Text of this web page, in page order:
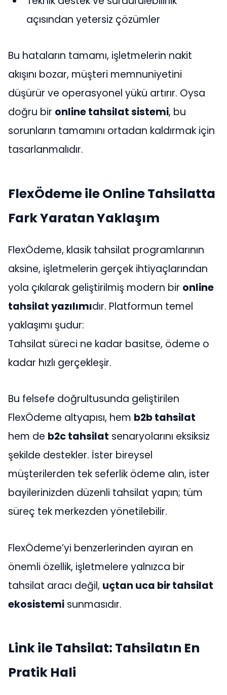
açısından yetersiz çözümler
Bu hataların tamamı, işletmelerin nakit
akışını bozar, müşteri memnuniyetini
düşürür ve operasyonel yükü artırır. Oysa
doğru bir online tahsilat sistemi, bu
sorunların tamamını ortadan kaldırmak için
tasarlanmalıdır.
FlexÖdeme ile Online Tahsilatta
Fark Yaratan Yaklaşım
FlexÖdeme, klasik tahsilat programlarının
aksine, işletmelerin gerçek ihtiyaçlarından
yola çıkılarak geliştirilmiş modern bir online
tahsilat yazılımıdır. Platformun temel
yaklaşımı şudur:
Tahsilat süreci ne kadar basitse, ödeme o
kadar hızlı gerçekleşir.
Bu felsefe doğrultusunda geliştirilen
FlexÖdeme altyapısı, hem b2b tahsilat
hem de b2c tahsilat senaryolarını eksiksiz
şekilde destekler. İster bireysel
müşterilerden tek seferlik ödeme alın, ister
bayilerinizden düzenli tahsilat yapın; tüm
süreç tek merkezden yönetilebilir.
FlexÖdeme’yi benzerlerinden ayıran en
önemli özellik, işletmelere yalnızca bir
tahsilat aracı değil, uçtan uca bir tahsilat
ekosistemi sunmasıdır.
Link ile Tahsilat: Tahsilatın En
Pratik Hali